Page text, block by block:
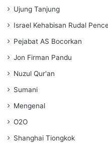
Ujung Tanjung
Israel Kehabisan Rudal
Pejabat AS Bocorkan
Jon Firman Pandu
Nuzul Qur'an
Sumani
Mengenal
O2O
Shanghai Tiongkok